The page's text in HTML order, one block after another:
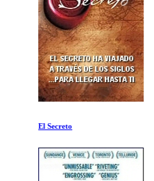
El Secreto